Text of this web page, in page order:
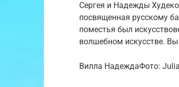
Сергея и Надежды
посвященная русскому
поместья был
волшебном искусстве.
Вилла НадеждаФото: